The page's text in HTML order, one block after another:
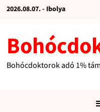
2026.08.07. - Ibolya
Bohócdoktorok adó 1%